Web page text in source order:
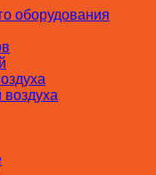
оборудования